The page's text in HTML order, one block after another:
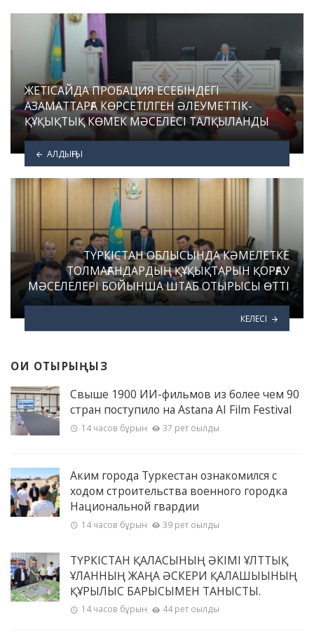
ЖЕТІСАЙДА ПРОБАЦИЯ ЕСЕБІНДЕГІ
АЗАМАТТАРҒА КӨРСЕТІЛГЕН ӘЛЕУМЕТТІК-
ҚҰҚЫҚТЫҚ КӨМЕК МӘСЕЛЕСІ ТАЛҚЫЛАНДЫ
АЛДЫҢҒЫ
ТҮРКІСТАН ОБЛЫСЫНДА КӘМЕЛЕТКЕ
ТОЛМАҒАНДАРДЫҢ ҚҰҚЫҚТАРЫН ҚОРҒАУ
МӘСЕЛЕЛЕРІ БОЙЫНША ШТАБ ОТЫРЫСЫ ӨТТІ
КЕЛЕСІ
ОҚИ ОТЫРЫҢЫЗ
Свыше 1900 ИИ-фильмов из более чем 90
стран поступило на Astana AI Film Festival
14 часов бұрын 37 рет оқылды
Аким города Туркестан ознакомился с
ходом строительства военного городка
Национальной гвардии
14 часов бұрын 39 рет оқылды
ТҮРКІСТАН ҚАЛАСЫНЫҢ ӘКІМІ ҰЛТТЫҚ
ҰЛАННЫҢ ЖАҢА ӘСКЕРИ ҚАЛАШЫҒЫНЫҢ
ҚҰРЫЛЫС БАРЫСЫМЕН ТАНЫСТЫ.
14 часов бұрын 44 рет оқылды